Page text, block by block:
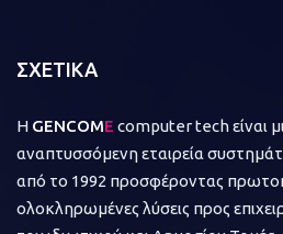
ΣΧΕΤΙΚΑ
Η GENCOME computer tech είναι
αναπτυσσόμενη εταιρεία
από το 1992 προσφέροντας
ολοκληρωμένες λύσεις προς